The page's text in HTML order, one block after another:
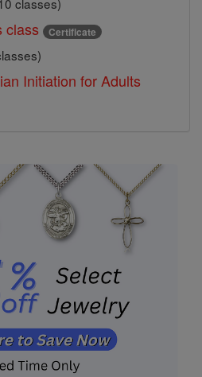
class Certificate
Initiation for Adults